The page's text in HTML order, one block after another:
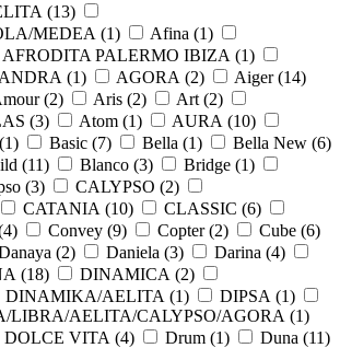
(13)
MEDEA (1) Afina (1)
AFRODITA PALERMO IBIZA (1)
(1) AGORA (2) Aiger (14)
(2) Aris (2) Art (2)
(3) Atom (1) AURA (10)
1) Basic (7) Bella (1) Bella New (6)
(11) Blanco (3) Bridge (1)
(3) CALYPSO (2)
CATANIA (10) CLASSIC (6)
4) Convey (9) Copter (2) Cube (6)
(2) Daniela (3) Darina (4)
(18) DINAMICA (2)
DINAMIKA/AELITA (1) DIPSA (1)
LIBRA/AELITA/CALYPSO/AGORA (1)
DOLCE VITA (4) Drum (1) Duna (11)